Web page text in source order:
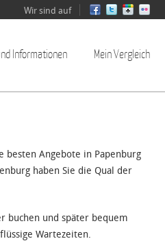
Wir sind auf
Informationen Mein Vergleich
besten Angebote in Papenburg
haben Sie die Qual der
buchen und später bequem
Wartezeiten.